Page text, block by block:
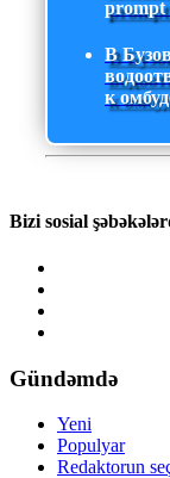
prompt
В
к
Bizi sosial
Gündəmdə
Yeni
Populyar
Redaktorun